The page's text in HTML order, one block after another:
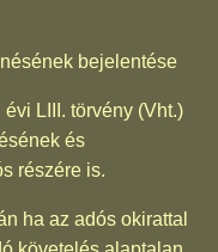
bejelentése
LIII. törvény (Vht.)
és
részére is.
ha az adós okirattal